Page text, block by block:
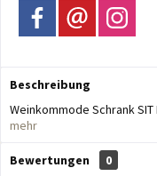
Beschreibung
Weinkommode Schrank
mehr
Bewertungen
0